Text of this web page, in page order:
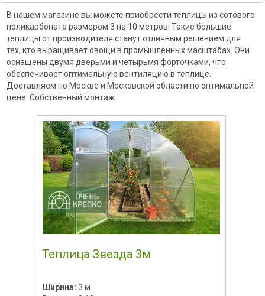
В нашем магазине вы можете приобрести теплицы из сотового
поликарбоната размером 3 на 10 метров. Такие большие
теплицы от производителя станут отличным решением для
тех, кто выращивает овощи в промышленных масштабах. Они
оснащены двумя дверьми и четырьмя форточками, что
обеспечивает оптимальную вентиляцию в теплице.
Доставляем по Москве и Московской области по оптимальной
цене. Собственный монтаж.
Теплица Звезда 3м
Ширина: 3 м